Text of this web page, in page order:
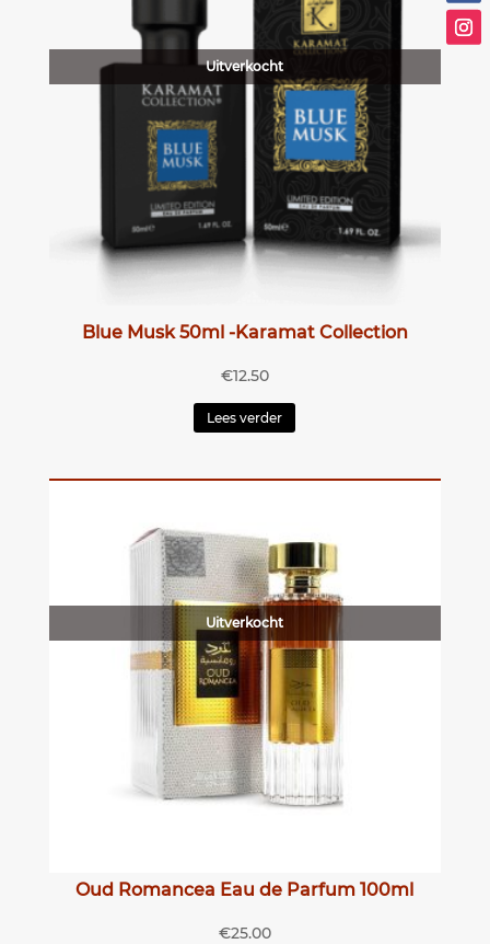
Uitverkocht
Blue Musk 50ml -Karamat Collection
€12.50
Lees verder
Uitverkocht
Oud Romancea Eau de Parfum 100ml
€25.00